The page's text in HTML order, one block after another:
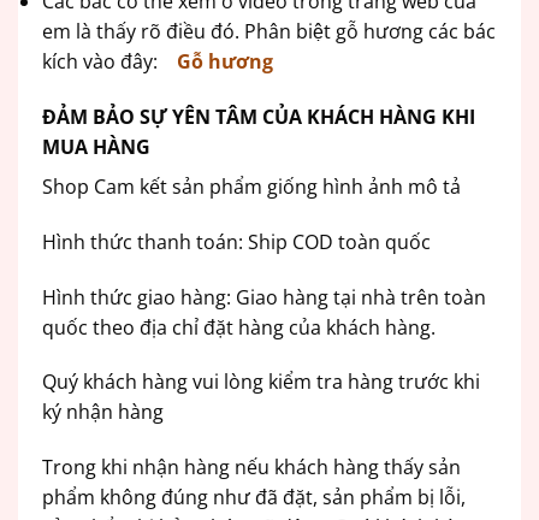
em là thấy rõ điều đó. Phân biệt gỗ hương các bác
kích vào đây:
Gỗ hương
ĐẢM BẢO SỰ YÊN TÂM CỦA KHÁCH HÀNG KHI
MUA HÀNG
Shop Cam kết sản phẩm giống hình ảnh mô tả
Hình thức thanh toán: Ship COD toàn quốc
Hình thức giao hàng: Giao hàng tại nhà trên toàn
quốc theo địa chỉ đặt hàng của khách hàng.
Quý khách hàng vui lòng kiểm tra hàng trước khi
ký nhận hàng
Trong khi nhận hàng nếu khách hàng thấy sản
phẩm không đúng như đã đặt, sản phẩm bị lỗi,